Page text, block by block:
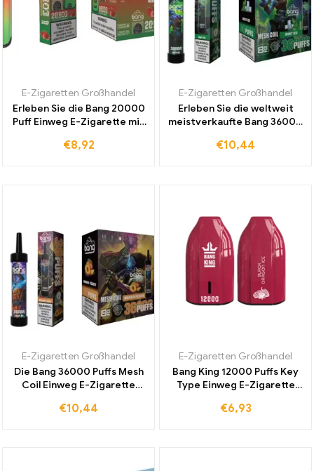
E-Zigaretten Großhandel
Erleben Sie die Bang 20000
Puff Einweg E-Zigarette mit
Watermelon zu einem
€8,92
E-Zigaretten Großhandel
Erleben Sie die weltweit
meistverkaufte Bang 36000
Zigarette Mint Ice für
€10,44
E-Zigaretten Großhandel
Die Bang 36000 Puffs Mesh
Coil Einweg E-Zigarette
intensiven Geschmack und
€10,44
E-Zigaretten Großhandel
Bang King 12000 Puffs Key
Type Einweg E-Zigarette
günstigen
€6,93